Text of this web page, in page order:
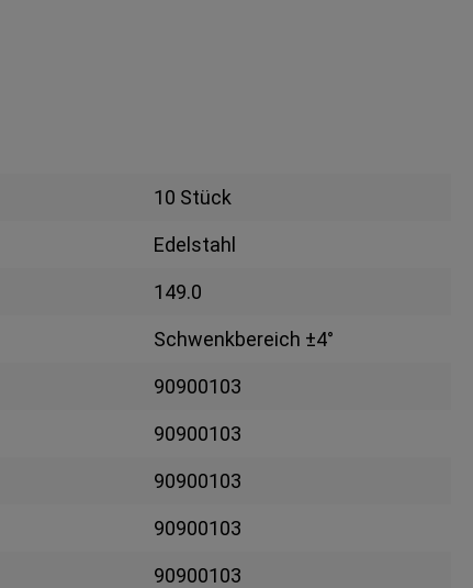
10 Stück
Edelstahl
149.0
Schwenkbereich ±4°
90900103
90900103
90900103
90900103
90900103